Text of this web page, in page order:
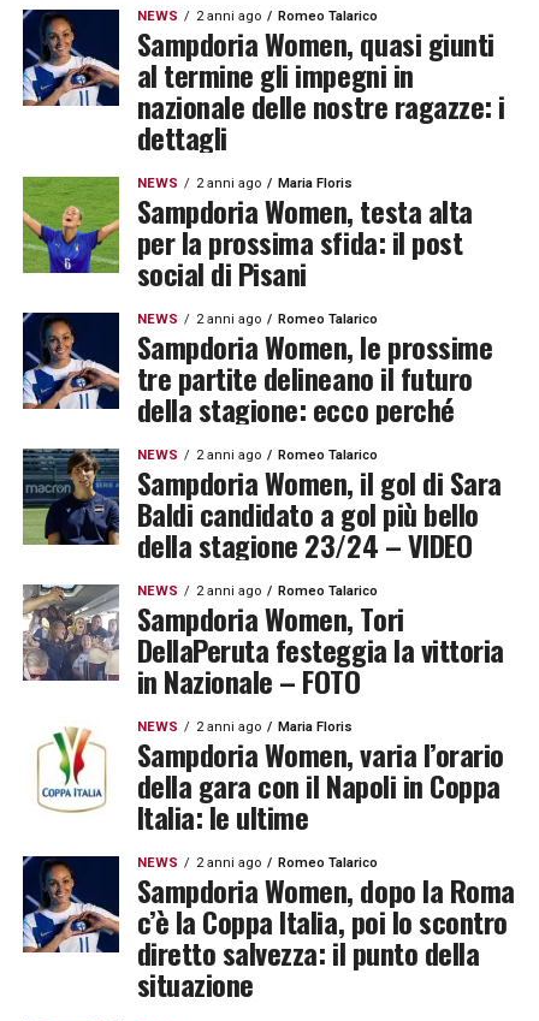
NEWS 2 anni ago Romeo Talarico
Sampdoria Women, quasi giunti
al termine gli impegni in
nazionale delle nostre ragazze: i
dettagli
NEWS 2 anni ago Maria Floris
Sampdoria Women, testa alta
per la prossima sfida: il post
social di Pisani
NEWS 2 anni ago Romeo Talarico
Sampdoria Women, le prossime
tre partite delineano il futuro
della stagione: ecco perché
NEWS 2 anni ago Romeo Talarico
Sampdoria Women, il gol di Sara
Baldi candidato a gol più bello
della stagione 23/24 – VIDEO
NEWS 2 anni ago Romeo Talarico
Sampdoria Women, Tori
DellaPeruta festeggia la vittoria
in Nazionale – FOTO
NEWS 2 anni ago Maria Floris
Sampdoria Women, varia l’orario
della gara con il Napoli in Coppa
Italia: le ultime
NEWS 2 anni ago Romeo Talarico
Sampdoria Women, dopo la Roma
c’è la Coppa Italia, poi lo scontro
diretto salvezza: il punto della
situazione